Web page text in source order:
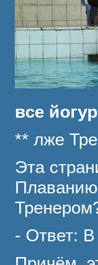
все
** лже
Эта
- Ответ: